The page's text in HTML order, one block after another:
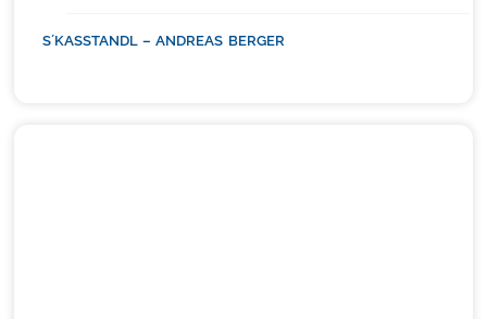
S´KASSTANDL – ANDREAS BERGER